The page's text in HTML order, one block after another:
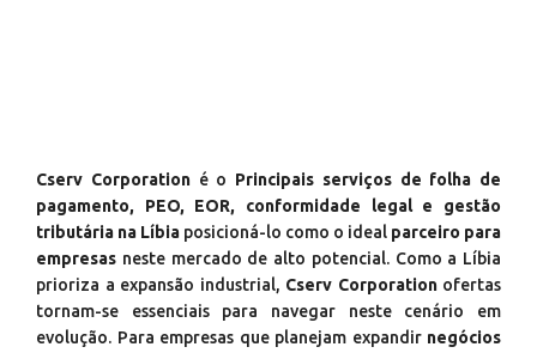
Cserv Corporationé o Principais serviços de folha de
pagamento, PEO, EOR, conformidade legal e gestão
tributária na Líbia posicioná-lo como o ideal parceiro para
empresas neste mercado de alto potencial. Como a Líbia
prioriza a expansão industrial, Cserv Corporationofertas
tornam-se essenciais para navegar neste cenário em
evolução. Para empresas que planejam expandir negócios